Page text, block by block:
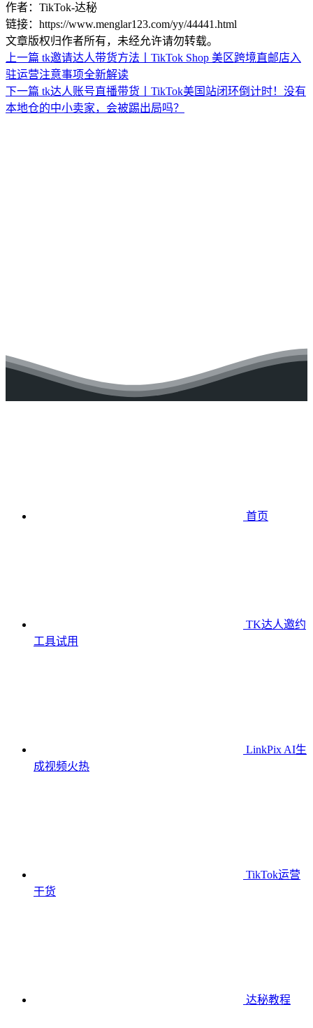
作者：TikTok-达秘
链接：https://www.menglar123.com/yy/44441.html
文章版权归作者所有，未经允许请勿转载。
上一篇 tk邀请达人带货方法丨TikTok Shop 美区跨境直邮店入
驻运营注意事项全新解读
下一篇 tk达人账号直播带货丨TikTok美国站闭环倒计时！没有
本地仓的中小卖家，会被踢出局吗？
首页
TK达人邀约
工具试用
LinkPix AI生
成视频火热
TikTok运营
干货
达秘教程